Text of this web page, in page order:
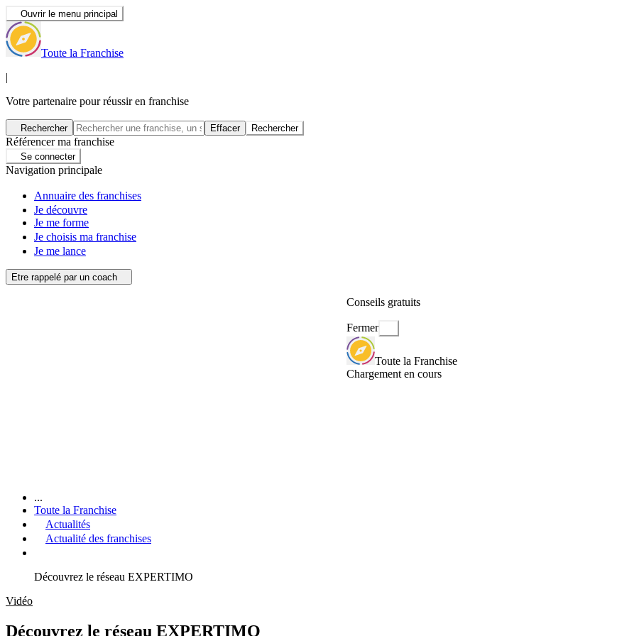
Ouvrir le menu principal
Toute la Franchise
|
Votre partenaire pour réussir en franchise
Rechercher Effacer Rechercher
Référencer ma franchise
Se connecter
Navigation principale
Annuaire des franchises
Je découvre
Je me forme
Je choisis ma franchise
Je me lance
Etre rappelé par un coach
Conseils gratuits
Fermer
Toute la Franchise
Chargement en cours
...
Toute la Franchise
Actualités
Actualité des franchises
Découvrez le réseau EXPERTIMO
Vidéo
Découvrez le réseau EXPERTIMO